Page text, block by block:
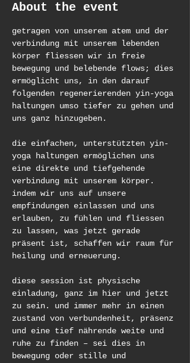
About the event
getragen von unserem atem und der
verbindung mit unserem lebenden
körper fliessen wir in freie
bewegung und belebende flows; dies
ermöglicht uns, in den darauf
folgenden regenerierenden yin-yoga
haltungen umso tiefer zu gehen und
uns ganz hinzugeben.
die einfachen, unterstützten yin-
yoga haltungen ermöglichen uns
eine direkte und tiefgehende
verbindung mit unserem körper.
indem wir uns auf unsere
empfindungen einlassen und uns
erlauben, zu fühlen und fliessen
zu lassen, was jetzt gerade
präsent ist, schaffen wir raum für
heilung und erneuerung.
diese session ist physische
einladung, ganz im hier und jetzt
zu sein. und immer mehr in einen
zustand von verbundenheit, präsenz
und eine tief nährende weite und
ruhe zu finden – sei dies in
bewegung oder stille und